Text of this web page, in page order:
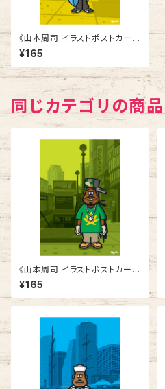
《山本周司 イラストポストカー
ド》CY-3／ ふとん男
¥165
同じカテゴリの商品
《山本周司 イラストポストカー
ド》CY-1／ レゲエの男
¥165